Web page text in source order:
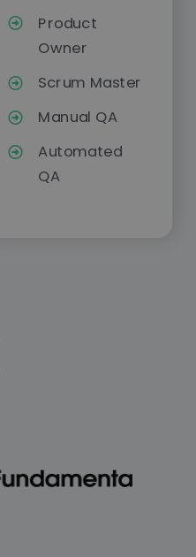
Product
Owner
Scrum Master
Manual QA
Automated
QA